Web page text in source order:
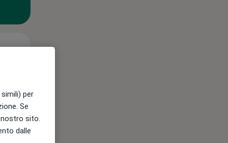
Mar,
per
Se
sito.
dalle